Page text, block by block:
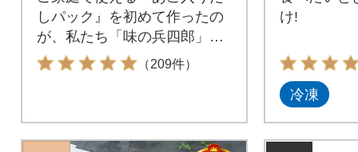
しパック』を初めて作ったの
が、私たち「味の兵四郎」で
す。
（209件）
け!
冷凍